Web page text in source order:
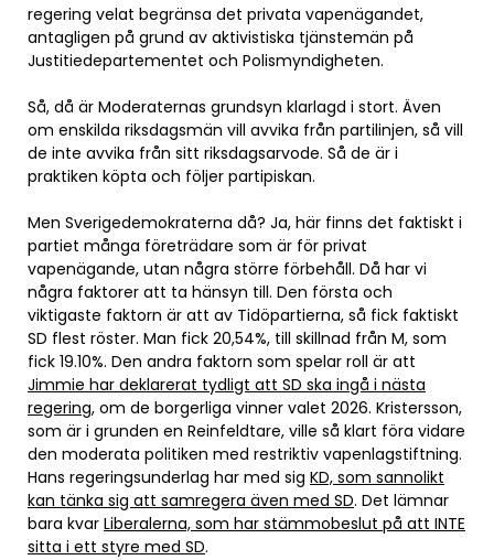
regering velat begränsa det privata vapenägandet,
antagligen på grund av aktivistiska tjänstemän på
Justitiedepartementet och Polismyndigheten.
Så, då är Moderaternas grundsyn klarlagd i stort. Även
om enskilda riksdagsmän vill avvika från partilinjen, så vill
de inte avvika från sitt riksdagsarvode. Så de är i
praktiken köpta och följer partipiskan.
Men Sverigedemokraterna då? Ja, här finns det faktiskt i
partiet många företrädare som är för privat
vapenägande, utan några större förbehåll. Då har vi
några faktorer att ta hänsyn till. Den första och
viktigaste faktorn är att av Tidöpartierna, så fick faktiskt
SD flest röster. Man fick 20,54%, till skillnad från M, som
fick 19.10%. Den andra faktorn som spelar roll är att
Jimmie har deklarerat tydligt att SD ska ingå i nästa
regering, om de borgerliga vinner valet 2026. Kristersson,
som är i grunden en Reinfeldtare, ville så klart föra vidare
den moderata politiken med restriktiv vapenlagstiftning.
Hans regeringsunderlag har med sig KD, som sannolikt
kan tänka sig att samregera även med SD. Det lämnar
bara kvar Liberalerna, som har stämmobeslut på att INTE
sitta i ett styre med SD.